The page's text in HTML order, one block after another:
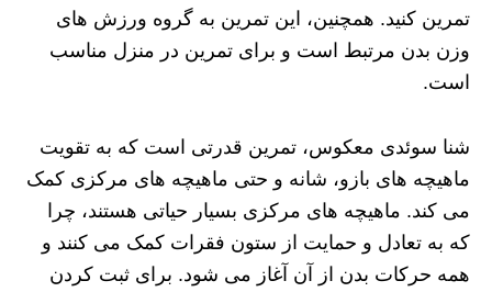
تمرین کنید. همچنین، این تمرین به گروه ورزش‌ های
وزن بدن مرتبط است و برای تمرین در منزل مناسب
است.
شنا سوئدی معکوس، تمرین قدرتی است که به تقویت
ماهیچه‌ های بازو، شانه و حتی ماهیچه‌ های مرکزی کمک
می‌ کند. ماهیچه‌ های مرکزی بسیار حیاتی هستند، چرا
که به تعادل و حمایت از ستون فقرات کمک می‌ کنند و
همه حرکات بدن از آن آغاز می‌ شود. برای ثبت کردن